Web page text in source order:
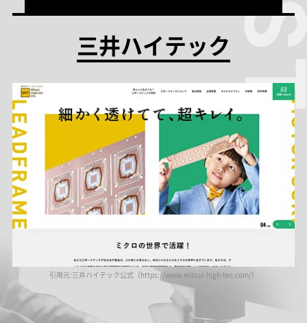
三井ハイテック
引用元:三井ハイテック公式（https://www.mitsui-high-tec.com/）